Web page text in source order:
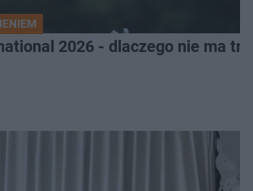
2026 - dlaczego nie ma